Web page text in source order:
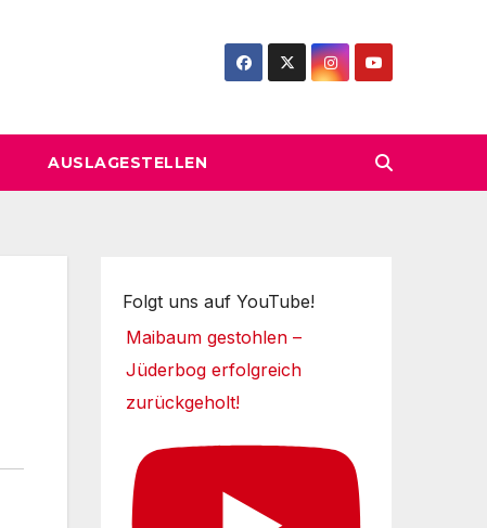
AUSLAGESTELLEN
Folgt uns auf YouTube!
Maibaum gestohlen –
Jüderbog erfolgreich
zurückgeholt!